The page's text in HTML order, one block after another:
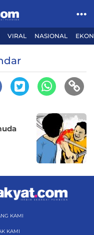
VIRAL NASIONAL
KAMI
KAMI